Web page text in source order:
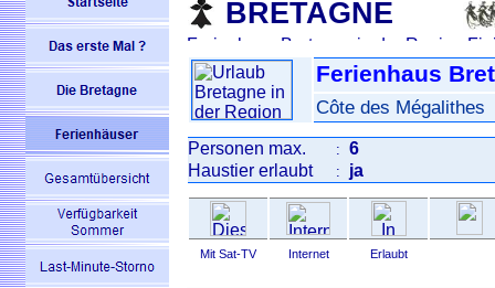
BRETAGNE
Ferienhaus
Côte des Mégalithes
Personen max. : 6
Haustier erlaubt
: ja
Mit Sat-TV Internet Erlaubt